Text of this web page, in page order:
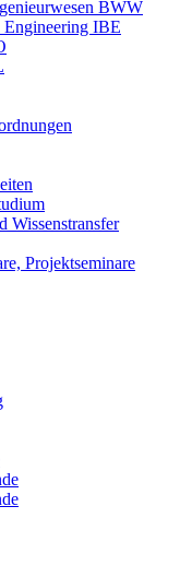
BWW
Engineering IBE
Wissenstransfer
Projektseminare